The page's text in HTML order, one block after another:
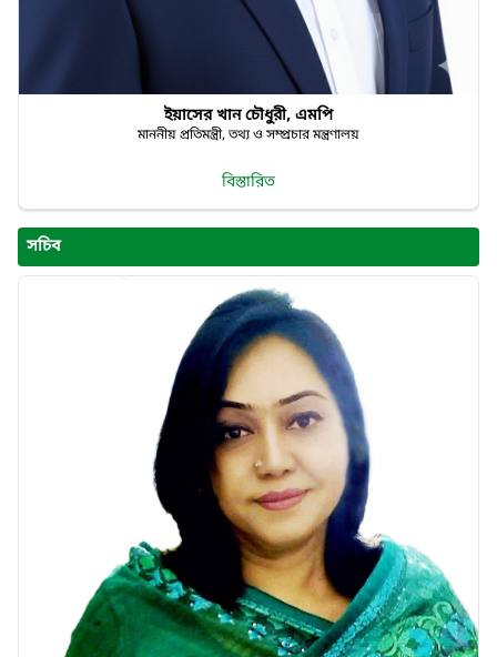
ইয়াসের খান চৌধুরী, এমপি
মাননীয় প্রতিমন্ত্রী, তথ্য ও সম্প্রচার মন্ত্রণালয়
বিস্তারিত
সচিব